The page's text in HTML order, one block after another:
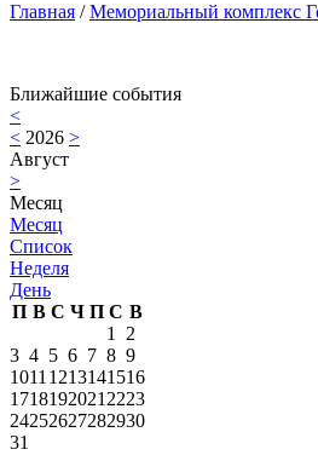
Главная / Мемориальный комплекс
Ближайшие события
<
< 2026 >
Август
>
Месяц
Месяц
Список
Неделя
День
П В С Ч П С В
1
2
3 4 5 6 7 8 9
1011 1213141516
1718192021 2223
24252627282930
31